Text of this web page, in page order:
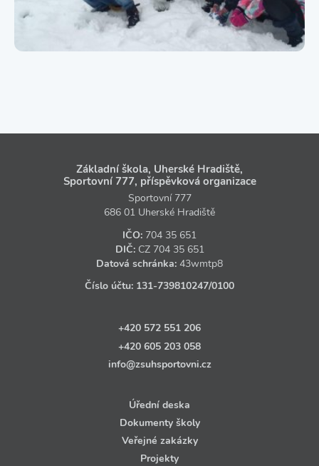
Základní škola, Uherské Hradiště,
Sportovní 777, příspěvková organizace
Sportovní 777
686 01 Uherské Hradiště
IČO: 704 35 651
DIČ: CZ 704 35 651
Datová schránka: 43wmtp8
Číslo účtu: 131‑739810247/0100
+420 572 551 206
+420 605 203 058
info@zsuhsportovni.cz
Úřední deska
Dokumenty školy
Veřejné zakázky
Projekty